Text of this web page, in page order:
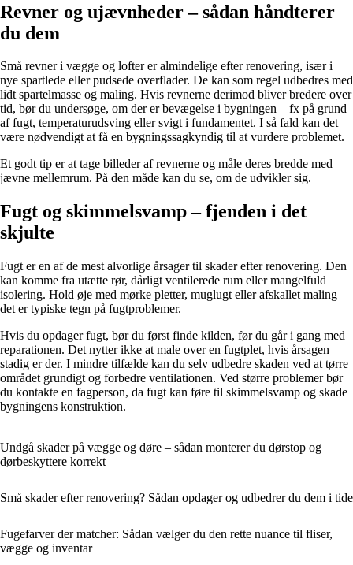
Revner og ujævnheder – sådan håndterer
du dem
Små revner i vægge og lofter er almindelige efter renovering, især i
nye spartlede eller pudsede overflader. De kan som regel udbedres med
lidt spartelmasse og maling. Hvis revnerne derimod bliver bredere over
tid, bør du undersøge, om der er bevægelse i bygningen – fx på grund
af fugt, temperaturudsving eller svigt i fundamentet. I så fald kan det
være nødvendigt at få en bygningssagkyndig til at vurdere problemet.
Et godt tip er at tage billeder af revnerne og måle deres bredde med
jævne mellemrum. På den måde kan du se, om de udvikler sig.
Fugt og skimmelsvamp – fjenden i det
skjulte
Fugt er en af de mest alvorlige årsager til skader efter renovering. Den
kan komme fra utætte rør, dårligt ventilerede rum eller mangelfuld
isolering. Hold øje med mørke pletter, muglugt eller afskallet maling –
det er typiske tegn på fugtproblemer.
Hvis du opdager fugt, bør du først finde kilden, før du går i gang med
reparationen. Det nytter ikke at male over en fugtplet, hvis årsagen
stadig er der. I mindre tilfælde kan du selv udbedre skaden ved at tørre
området grundigt og forbedre ventilationen. Ved større problemer bør
du kontakte en fagperson, da fugt kan føre til skimmelsvamp og skade
bygningens konstruktion.
Undgå skader på vægge og døre – sådan monterer du dørstop og
dørbeskyttere korrekt
Små skader efter renovering? Sådan opdager og udbedrer du dem i tide
Fugefarver der matcher: Sådan vælger du den rette nuance til fliser,
vægge og inventar